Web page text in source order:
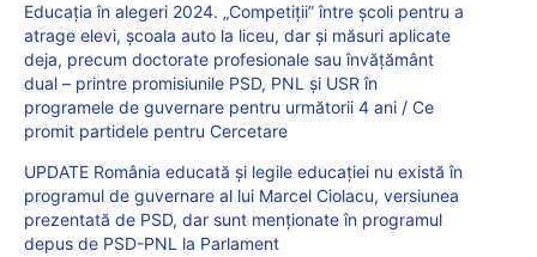
Educația în alegeri 2024. „Competiții” între școli pentru a
atrage elevi, școala auto la liceu, dar și măsuri aplicate
deja, precum doctorate profesionale sau învățământ
dual – printre promisiunile PSD, PNL și USR în
programele de guvernare pentru următorii 4 ani / Ce
promit partidele pentru Cercetare
UPDATE România educată și legile educației nu există în
programul de guvernare al lui Marcel Ciolacu, versiunea
prezentată de PSD, dar sunt menționate în programul
depus de PSD-PNL la Parlament